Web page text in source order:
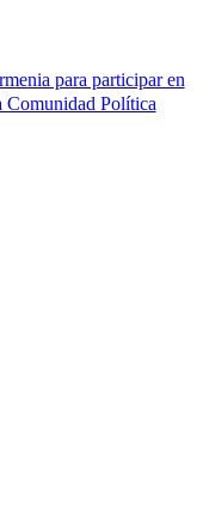
para participar en
Comunidad Política